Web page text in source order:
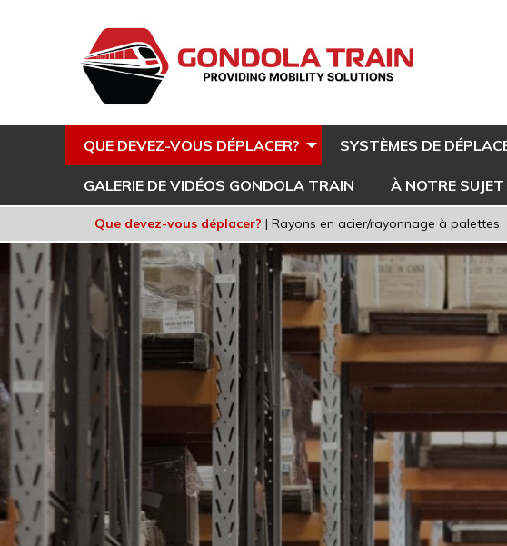
QUE DEVEZ-VOUS DÉPLACER? SYSTÈMES DE
GALERIE DE VIDÉOS GONDOLA TRAIN À NOTRE SUJET
Que devez-vous déplacer? | Rayons en acier/rayonnage à palettes